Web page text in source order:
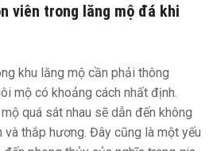
viên trong lăng mộ đá khi
khu lăng mộ cần phải thông
mộ có khoảng cách nhất định.
quá sát nhau sẽ dẫn đến không
thắp hương. Đây cũng là một yếu